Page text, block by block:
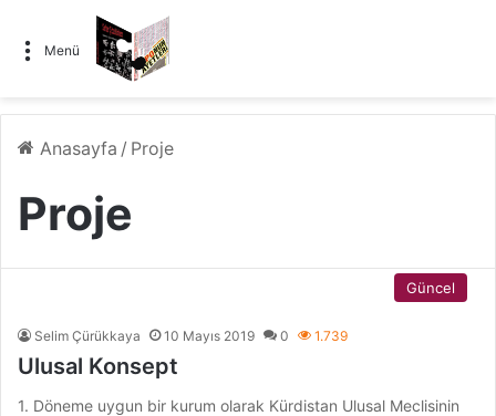
Menü
Anasayfa / Proje
Proje
Güncel
Selim Çürükkaya 10 Mayıs 2019 0 1.739
Ulusal Konsept
1. Döneme uygun bir kurum olarak Kürdistan Ulusal Meclisinin